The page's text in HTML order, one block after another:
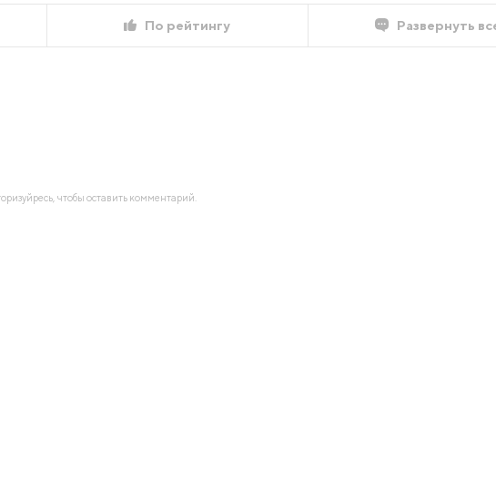
По рейтингу Развернуть
чтобы оставить комментарий.